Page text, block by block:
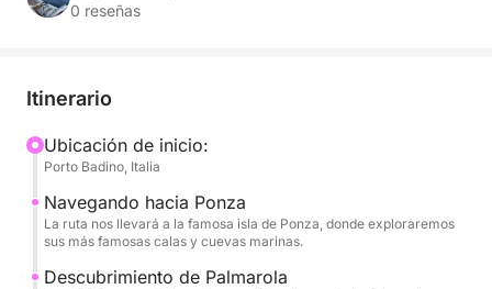
por aguas turquesas y paisajes impresionantes, lejos
es la embarcación ideal para explorar cada rincón
de estas islas. Podrá relajarse bajo el sol en nuestra
espaciosa terraza, practicar snorkel en aguas
increíblemente cristalinas y divertirse con nuestras
tablas de paddle surf y botes inflables, todo en un
ambiente de puro lujo y serenidad.
0 reseñas
Itinerario
Ubicación de inicio:
Porto Badino, Italia
Navegando hacia Ponza
La ruta nos llevará a la famosa isla de Ponza, donde exploraremos
sus más famosas calas y cuevas marinas.
Descubrimiento de Palmarola